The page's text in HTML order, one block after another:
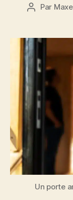
Auteur
Par
Un porte